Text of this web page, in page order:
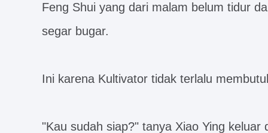
Feng Shui yang dari malam belum tidur
segar bugar.
Ini karena Kultivator tidak terlalu
"Kau sudah siap?" tanya Xiao Ying keluar